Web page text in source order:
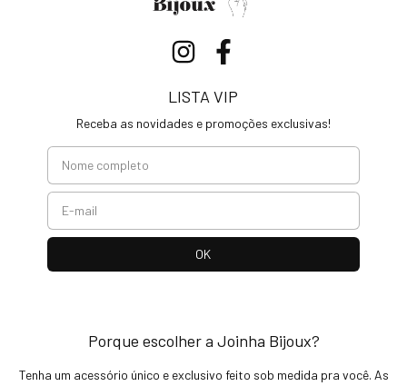
LISTA VIP
Receba as novidades e promoções exclusivas!
Porque escolher a Joinha Bijoux?
Tenha um acessório único e exclusivo feito sob medida pra você. As